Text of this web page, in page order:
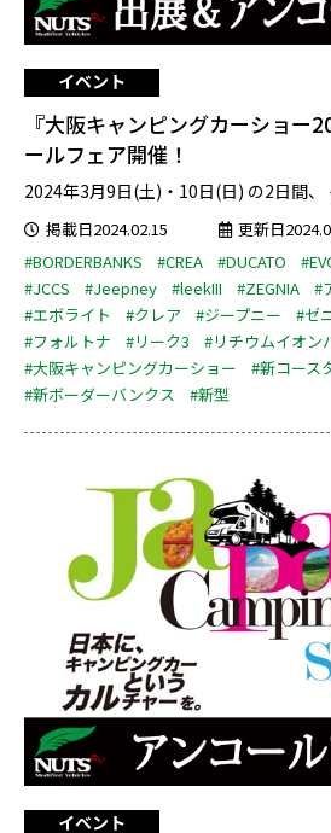
イベント
『大阪キャンピングカーショー
ールフェア開催！
2024年3月9日(土)・10日(日) の2日間、
掲載日2024.02.15
更新日
#BORDERBANKS
#CREA #DUCATO
#JCCS
#Jeepney #leekIII #ZEGNIA
#
#エボライト
#クレア #ジープニー #ゼ
#フォルトナ
#リーク3 #リチウムイオン
#大阪キャンピングカーショー
#新コース
#新ボーダーバンクス
#新型
イベント